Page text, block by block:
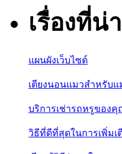
เรื่องที่น่
แผนผังเว็บไซต์
เตียงนอนแมวสำหรับ
บริการเช่ารถหรูของ
วิธีที่ดีที่สุดในการเพิ่ม